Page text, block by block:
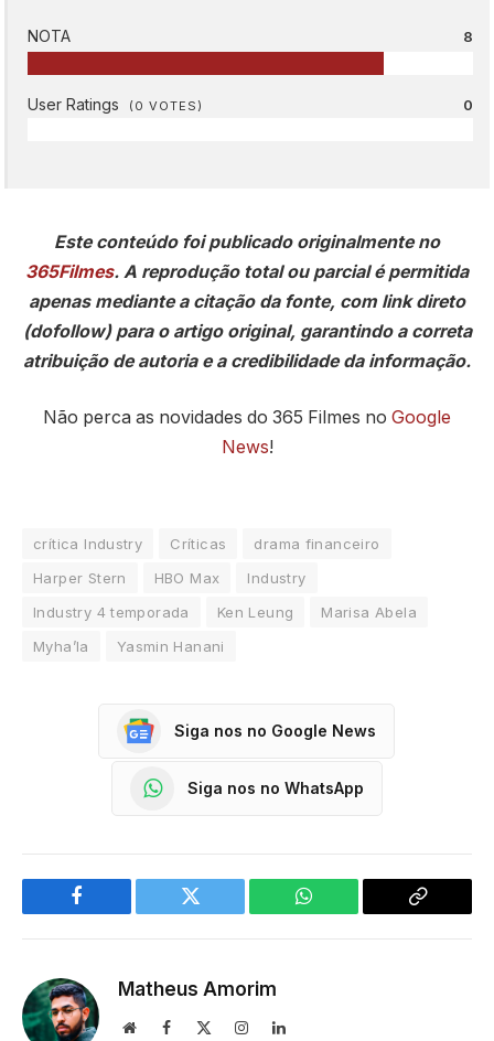
NOTA 8
User Ratings (0 VOTES) 0
Este conteúdo foi publicado originalmente no
365Filmes. A reprodução total ou parcial é permitida
apenas mediante a citação da fonte, com link direto
(dofollow) para o artigo original, garantindo a correta
atribuição de autoria e a credibilidade da informação.
Não perca as novidades do 365 Filmes no Google
News!
crítica Industry Críticas
drama financeiro
Harper Stern
HBO Max
Industry
Industry 4 temporada
Ken Leung
Marisa Abela
Myha’la
Yasmin Hanani
Siga nos no Google News
Siga nos no WhatsApp
Facebook Twitter WhatsApp
Copy
Matheus Amorim
WebsiteFacebook InstagramLinkedIn